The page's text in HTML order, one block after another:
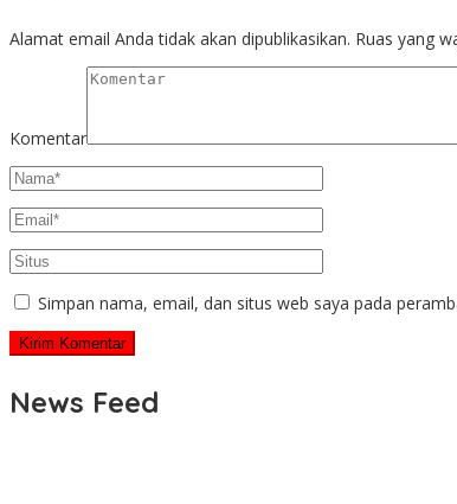
Alamat email Anda tidak akan dipublikasikan. Ruas yang
Komentar
Simpan nama, email, dan situs web saya pada
News Feed